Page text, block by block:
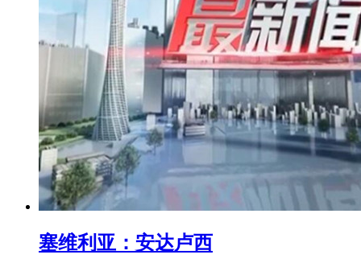
塞维利亚：安达卢西